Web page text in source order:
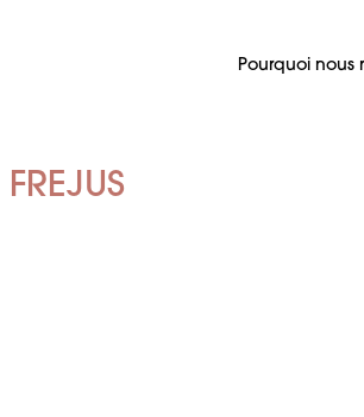
Pourquoi nous
FREJUS